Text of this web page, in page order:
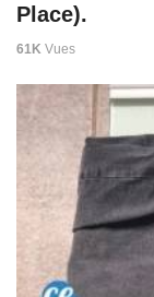
Place).
61K Vues